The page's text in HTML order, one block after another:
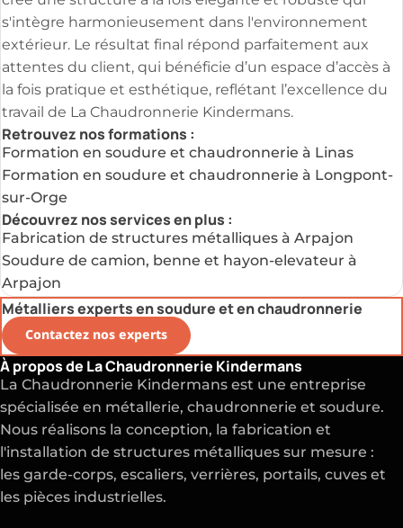
s'intègre harmonieusement dans l'environnement
extérieur. Le résultat final répond parfaitement aux
attentes du client, qui bénéficie d’un espace d’accès à
la fois pratique et esthétique, reflétant l’excellence du
travail de La Chaudronnerie Kindermans.
Retrouvez nos formations :
Formation en soudure et chaudronnerie à Linas
Formation en soudure et chaudronnerie à Longpont-
sur-Orge
Découvrez nos services en plus :
Fabrication de structures métalliques à Arpajon
Soudure de camion, benne et hayon-elevateur à
Arpajon
Métalliers experts en soudure et en chaudronnerie
Contactez nos experts
À propos de La Chaudronnerie Kindermans
La Chaudronnerie Kindermans est une entreprise
spécialisée en métallerie, chaudronnerie et soudure.
Nous réalisons la conception, la fabrication et
l'installation de structures métalliques sur mesure :
les garde-corps, escaliers, verrières, portails, cuves et
les pièces industrielles.